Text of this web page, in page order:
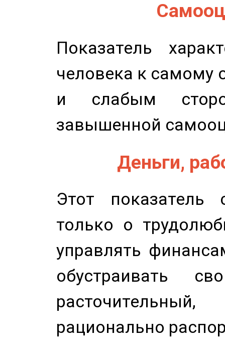
Показатель
человека к самому
и слабым
завышенной
Деньги,
Этот показатель
только о
управлять
обустраивать
рационально